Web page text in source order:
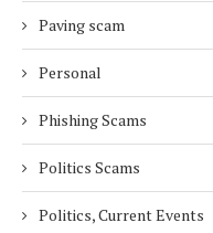
Paving scam
Personal
Phishing Scams
Politics Scams
Politics, Current Events